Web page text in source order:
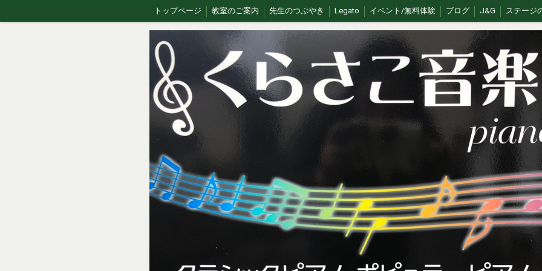
トップページ 教室のご案内 先生のつぶやき Legato イベント/無料体験 ブログ J&G ステージ